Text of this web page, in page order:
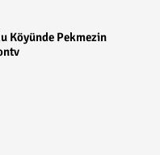
Köyünde Pekmezin